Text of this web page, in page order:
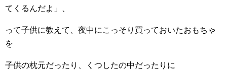
てくるんだよ」、
って子供に教えて、夜中にこっそり買っておいたおもちゃ
を
子供の枕元だったり、くつしたの中だったりに